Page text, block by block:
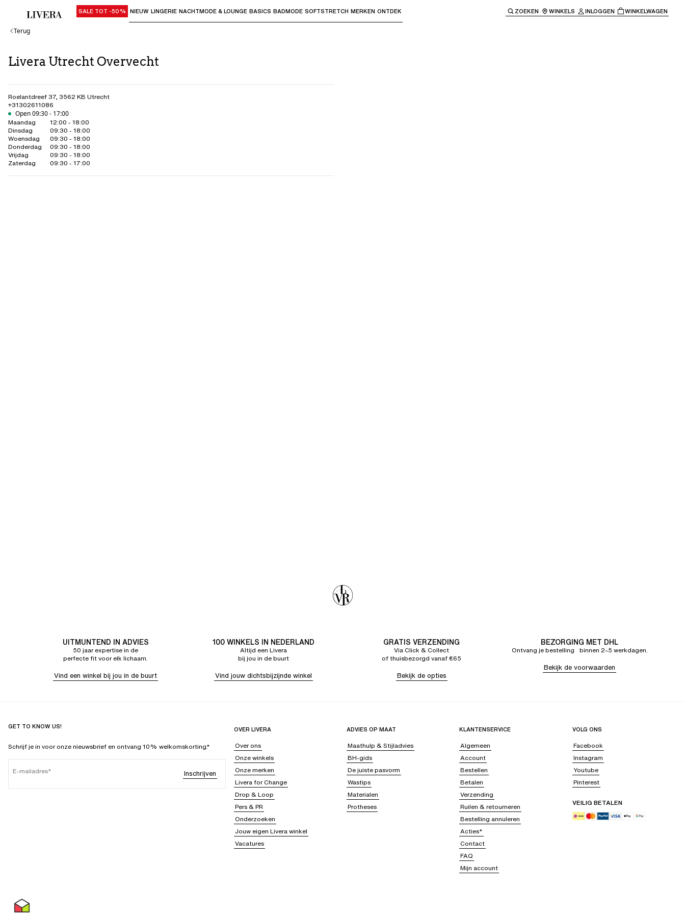
Gebruik "Pijl omlaag" of "Enter" om submenu's te openen en "Pijl omhoog" of "Escape" om terug te keren naar de hoofdnavigatie.
SALE TOT -50% NIEUW LINGERIE NACHTMODE & LOUNGE BASICS BADMODE SOFTSTRETCH MERKEN ONTDEK ZOEKEN WINKELS INLOGGEN WINKELWAGEN
Terug
Livera Utrecht Overvecht
Roelantdreef 37, 3562 KB Utrecht
+31302611086
Open 09:30 - 17:00
Maandag
12:00 - 18:00
Dinsdag
09:30 - 18:00
Woensdag
09:30 - 18:00
Donderdag
09:30 - 18:00
Vrijdag
09:30 - 18:00
Zaterdag
09:30 - 17:00
UITMUNTEND IN ADVIES
50 jaar expertise in de
perfecte fit voor elk lichaam.
Vind een winkel bij jou in de buurt
100 WINKELS IN NEDERLAND
Altijd een Livera
bij jou in de buurt
Vind jouw dichtsbijzijnde winkel
GRATIS VERZENDING
Via Click & Collect
of thuisbezorgd vanaf €65
Bekijk de opties
BEZORGING MET DHL
Ontvang je bestelling binnen 2–5 werkdagen.
Bekijk de voorwaarden
GET TO KNOW US!
Schrijf je in voor onze nieuwsbrief en ontvang 10% welkomskorting.*
E-mailadres Inschrijven
OVER LIVERA
Over ons
Onze winkels
Onze merken
Livera for Change
Drop & Loop
Pers & PR
Onderzoeken
Jouw eigen Livera winkel
Vacatures
ADVIES OP MAAT
Maathulp & Stijladvies
BH-gids
De juiste pasvorm
Wastips
Materialen
Protheses
KLANTENSERVICE
Algemeen
Account
Bestellen
Betalen
Verzending
Ruilen & retourneren
Bestelling annuleren
Acties*
Contact
FAQ
Mijn account
VOLG ONS
Facebook
Instagram
Youtube
Pinterest
VEILIG BETALEN